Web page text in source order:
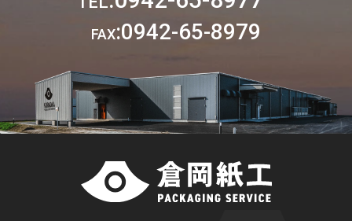
FAX:0942-65-8979